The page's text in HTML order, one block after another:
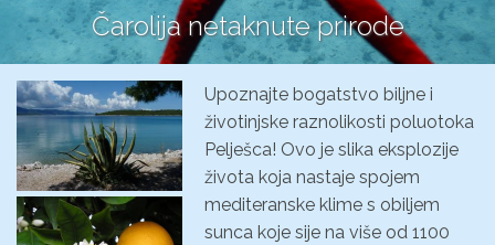
Čarolija netaknute prirode
Upoznajte bogatstvo biljne i
životinjske raznolikosti poluotoka
Pelješca! Ovo je slika eksplozije
života koja nastaje spojem
mediteranske klime s obiljem
sunca koje sije na više od 1100